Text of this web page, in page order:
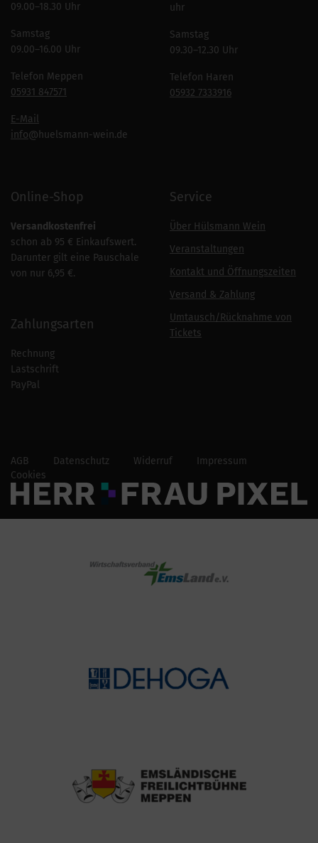
09.00–18.30 Uhr
Samstag
09.00–16.00 Uhr
Telefon Meppen
05931 847571
E-Mail
info@huelsmann-wein.de
uhr
Samstag
09.30–12.30 Uhr
Telefon Haren
05932 7333916
Online-Shop
Versandkostenfrei
schon ab 95 € Einkaufswert.
Darunter gilt eine Pauschale
von nur 6,95 €.
Zahlungsarten
Rechnung
Lastschrift
PayPal
Service
Über Hülsmann Wein
Veranstaltungen
Kontakt und Öffnungszeiten
Versand & Zahlung
Umtausch/Rücknahme von
Tickets
AGB Datenschutz Widerruf
Impressum
Cookies